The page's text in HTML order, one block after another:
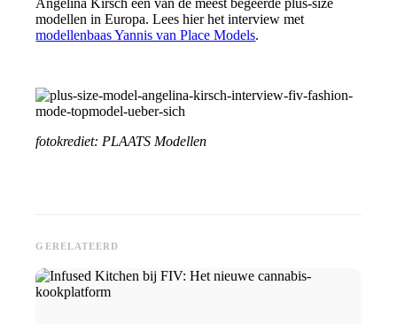
Angelina Kirsch een van de meest begeerde plus-size
modellen in Europa. Lees hier het interview met
modellenbaas Yannis van Place Models.
fotokrediet: PLAATS Modellen
GERELATEERD